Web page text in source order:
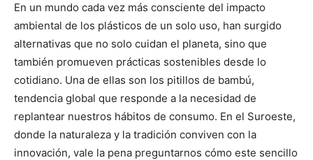
En un mundo cada vez más consciente del impacto
ambiental de los plásticos de un solo uso, han surgido
alternativas que no solo cuidan el planeta, sino que
también promueven prácticas sostenibles desde lo
cotidiano. Una de ellas son los pitillos de bambú,
tendencia global que responde a la necesidad de
replantear nuestros hábitos de consumo. En el Suroeste,
donde la naturaleza y la tradición conviven con la
innovación, vale la pena preguntarnos cómo este sencillo